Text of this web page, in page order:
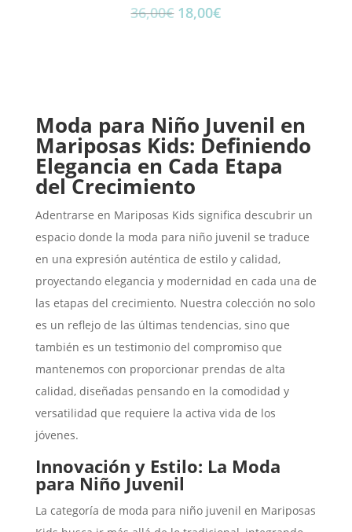
36,00€ El
18,00€El
Moda para Niño Juvenil en
Mariposas Kids: Definiendo
Elegancia en Cada Etapa
del Crecimiento
Adentrarse en Mariposas Kids significa descubrir un
espacio donde la moda para niño juvenil se traduce
en una expresión auténtica de estilo y calidad,
proyectando elegancia y modernidad en cada una de
las etapas del crecimiento. Nuestra colección no solo
es un reflejo de las últimas tendencias, sino que
también es un testimonio del compromiso que
mantenemos con proporcionar prendas de alta
calidad, diseñadas pensando en la comodidad y
versatilidad que requiere la activa vida de los
jóvenes.
Innovación y Estilo: La Moda
para Niño Juvenil
La categoría de moda para niño juvenil en Mariposas